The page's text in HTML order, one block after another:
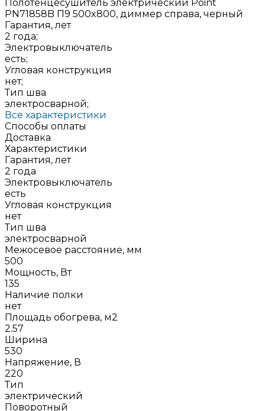
Полотенцесушитель электрический Point
PN71858B П9 500x800, диммер справа, черный
Гарантия, лет
2 года;
Электровыключатель
есть;
Угловая конструкция
нет;
Тип шва
электросварной;
Все характеристики
Способы оплаты
Доставка
Характеристики
Гарантия, лет
2 года
Электровыключатель
есть
Угловая конструкция
нет
Тип шва
электросварной
Межосевое расстояние, мм
500
Мощность, Вт
135
Наличие полки
нет
Площадь обогрева, м2
2.57
Ширина
530
Напряжение, В
220
Тип
электрический
Поворотный